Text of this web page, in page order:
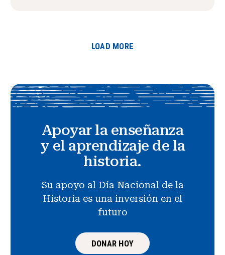
LOAD MORE
Apoyar la enseñanza
y el aprendizaje de la
historia.
Su apoyo al Día Nacional de la
Historia es una inversión en el
futuro
DONAR HOY